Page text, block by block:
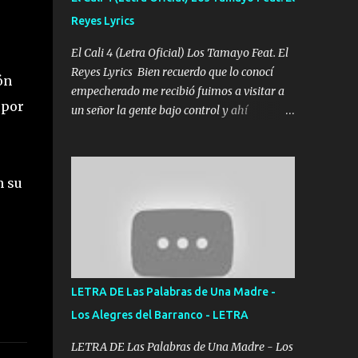
su
agarrar el vuelo y la mente y tranquilizando
Tomense un buen trago Y así es como
empezamos los versos que voy cantando
(Music) A vido alta y bajas La carreta se
atora Pero nunca le aflojamos Ya me han
pasado cosas Y aunque ustedes no sepan
es...
Reyes Lyrics
El Cali 4 (Letra Oficial) Los Tamayo Feat. El
Reyes Lyrics Bien recuerdo que lo conocí
empecherado me recibió fuimos a visitar a
un señor la gente bajo control y ahí
reglas no secuestr0 no r0bar De La C giró la
orden nos comanda el doble P bien firmes
con Alto PRIETO y la camisa es color Verde y
peleam0s la Bandera por todita a la ciudad
con los drones patrullando la Frontera De
blancas ya hace falta mi APA FLACO verde
se le extraña pa que sepan Aquí Pura GENTE
LETRA DE Las Palabras de Una Madre -
Los Alegres del Barranco - LETRA
LETRA DE Las Palabras de Una Madre - Los